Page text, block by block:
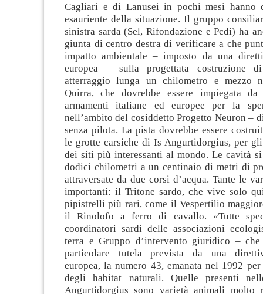
Cagliari e di Lanusei in pochi mesi hanno
esauriente della situazione. Il gruppo
sinistra sarda (Sel, Rifondazione e Pcdi) ha
giunta di centro destra di verificare a che
impatto ambientale – imposto da una
europea – sulla progettata costruzione
atterraggio lunga un chilometro e mezzo
Quirra, che dovrebbe essere impiegata
armamenti italiane ed europee per la
nell’ambito del cosiddetto Progetto Neuron –
senza pilota. La pista dovrebbe essere
le grotte carsiche di Is Angurtidorgius, per
dei siti più interessanti al mondo. Le cavità
dodici chilometri a un centinaio di metri di
attraversate da due corsi d’acqua. Tante le
importanti: il Tritone sardo, che vive solo
pipistrelli più rari, come il Vespertilio
il Rinolofo a ferro di cavallo. «Tutte
coordinatori sardi delle associazioni
terra e Gruppo d’intervento giuridico –
particolare tutela prevista da una
europea, la numero 43, emanata nel 1992
degli habitat naturali. Quelle presenti
Angurtidorgius sono varietà animali molto